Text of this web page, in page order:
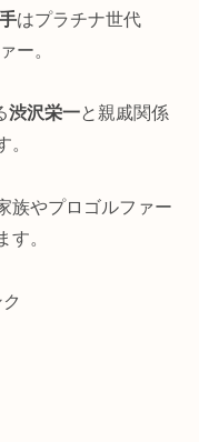
はプラチナ世代
ー。
渋沢栄一と親戚関係
。
族やプロゴルファー
す。